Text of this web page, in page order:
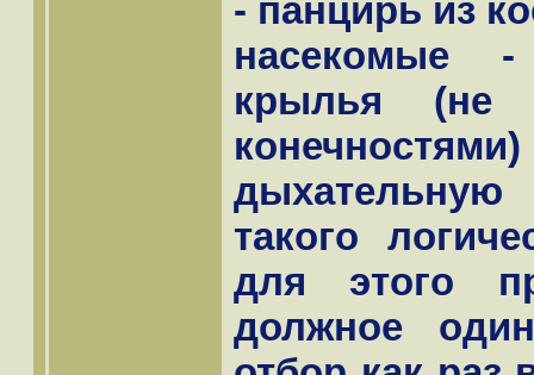
- панцирь из
насекомые
крылья (не
такого
для этого
должное